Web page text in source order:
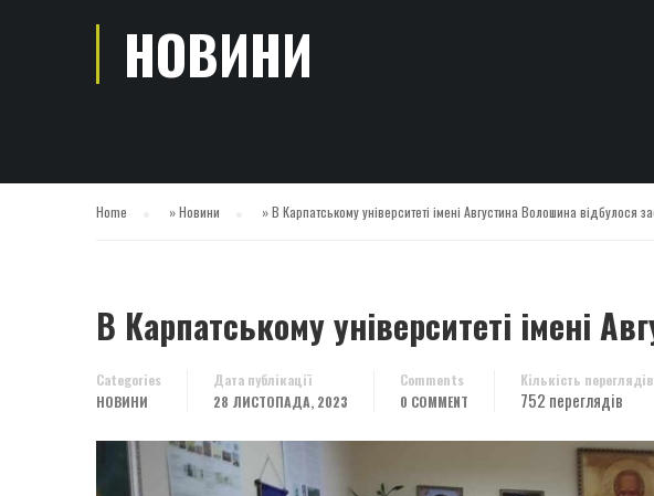
НОВИНИ
Home »Новини »В Карпатському університеті імені Августина Волошина відбулося
В Карпатському університеті імені
Categories
НОВИНИ
Дата публікації
28 ЛИСТОПАДА, 2023
Comments
0 COMMENT
Кількість переглядів
752 переглядів